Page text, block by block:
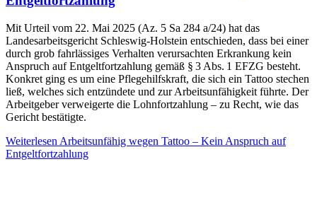
Mit Urteil vom 22. Mai 2025 (Az. 5 Sa 284 a/24) hat das
Landesarbeitsgericht Schleswig-Holstein entschieden, dass bei einer
durch grob fahrlässiges Verhalten verursachten Erkrankung kein
Anspruch auf Entgeltfortzahlung gemäß § 3 Abs. 1 EFZG besteht.
Konkret ging es um eine Pflegehilfskraft, die sich ein Tattoo stechen
ließ, welches sich entzündete und zur Arbeitsunfähigkeit führte. Der
Arbeitgeber verweigerte die Lohnfortzahlung – zu Recht, wie das
Gericht bestätigte.
Weiterlesen Arbeitsunfähig wegen Tattoo – Kein Anspruch auf
Entgeltfortzahlung